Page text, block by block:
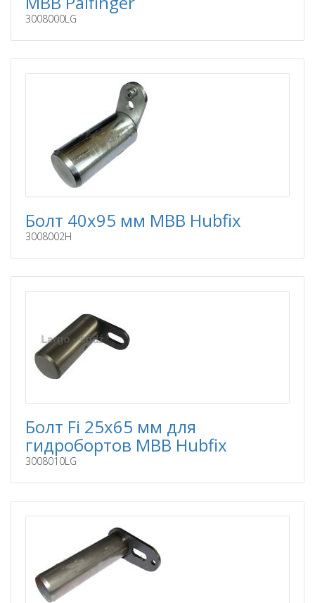
3008000LG
Болт 40x95 мм MBB Hubfix
3008002H
Болт Fi 25x65 мм для
гидробортов MBB Hubfix
3008010LG